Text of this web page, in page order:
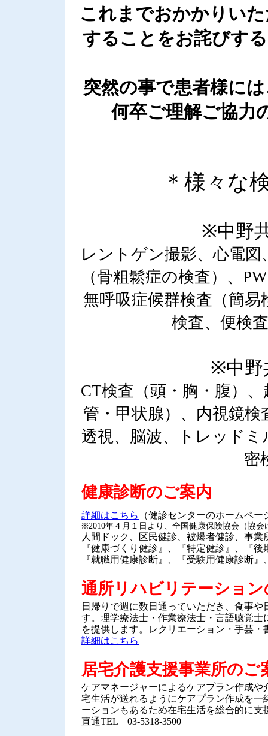
これまでおかかりい
することをお詫びす
突然の事で患者様に
何卒ご理解ご協力
＊様々な
※中野
レントゲン撮影、心電
（骨粗鬆症の検査）、
無呼吸症候群検査（簡
検査、便検
※中野
CT検査（頭・胸・腹）
管・甲状腺）、内視鏡
透視、脳波、トレッド
密
健康診断のご案内
詳細はこちら （健診センターのホームペ
※2010年４月１日より、全国健康保険協会（協
人間ドック、区民健診、被爆者健診、事
『健康づくり健診』、『特定健診』、『
『就職用健康診断』、『受験用健康診断
通所リハビリテーショ
日帰りで週に数日通っていただき、食事
す。理学療法士・作業療法士・言語聴覚
を提供します。レクリエーション・手芸
詳細はこちら
居宅介護支援事業所のご
ケアマネージャーによるケアプラン作成
宅生活が送れるようにケアプラン作成を
ーションもあるため在宅生活を総合的に支
直通TEL 03-5318-3500